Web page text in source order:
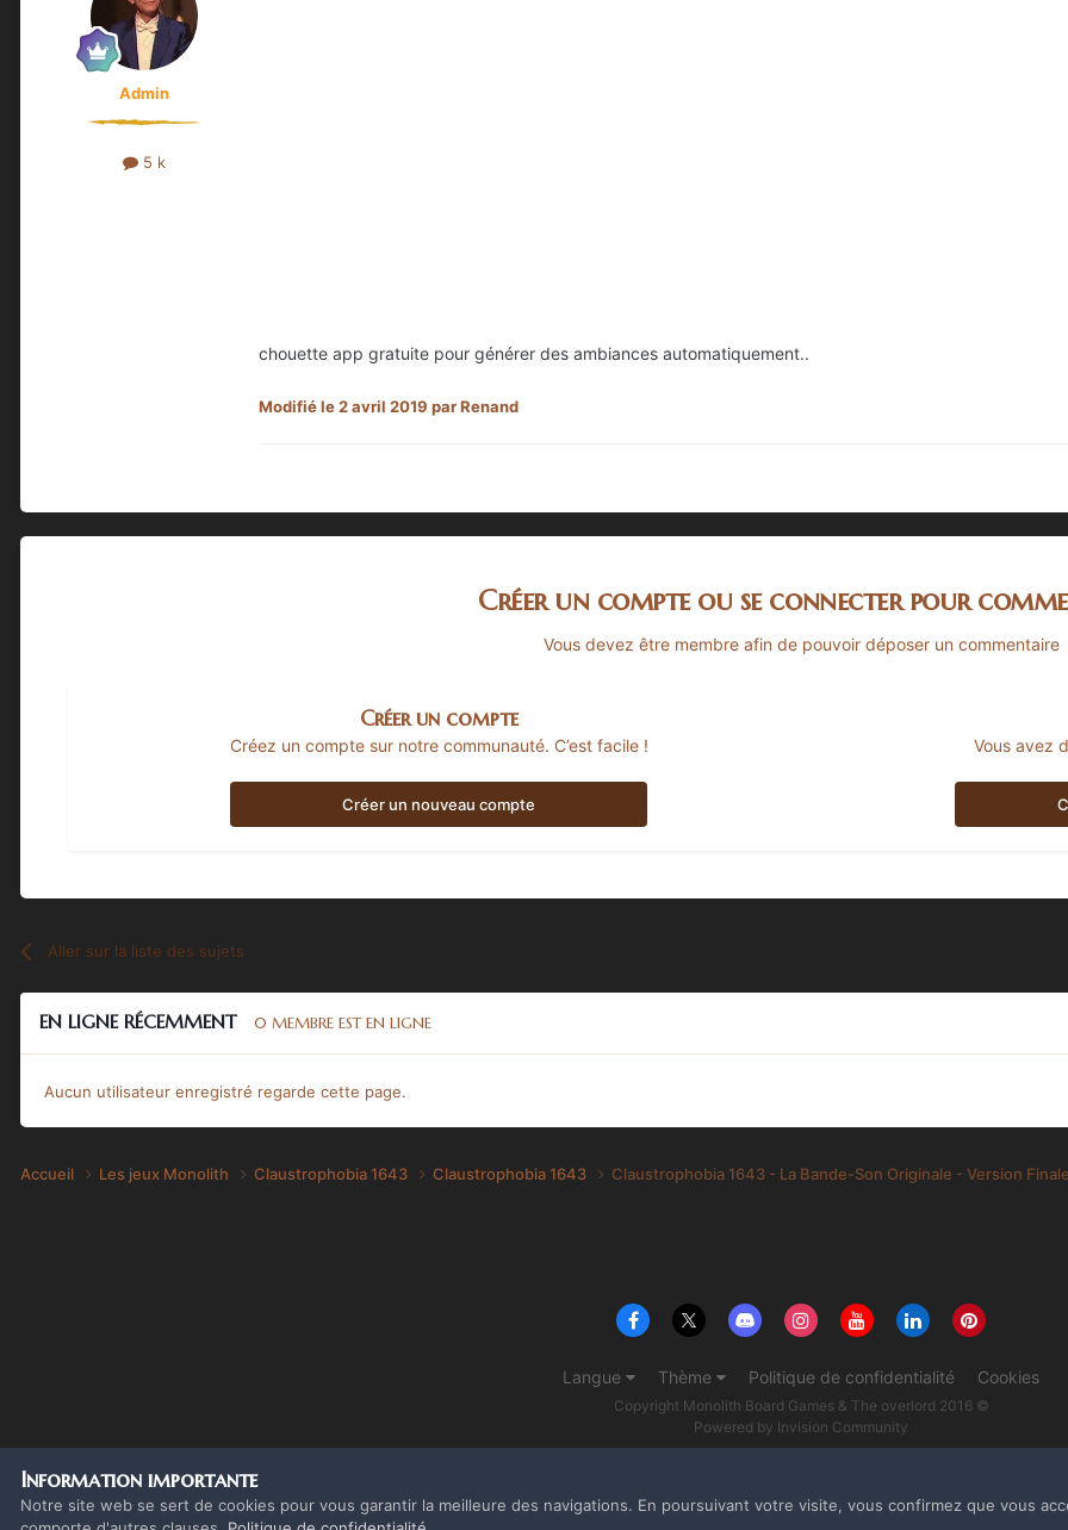
Admin
5 k
chouette app gratuite pour générer des ambiances automatiquement..
Modifiéle 2 avril 2019 par Renand
Créer un compte ou se connecter pour
Vous devez être membre afin de pouvoir déposer un commentaire
Créer un compte
Créez un compte sur notre communauté. C’est facile !
Créer un nouveau compte
Vous avez
Aller sur la liste des sujets
EN LIGNE RÉCEMMENT 0 MEMBRE EST EN LIGNE
Aucun utilisateur enregistré regarde cette page.
Accueil Les jeux Monolith Claustrophobia 1643 Claustrophobia 1643 Claustrophobia 1643 - La Bande-Son Originale - Version
Langue Thème Politique de confidentialité Cookies
Copyright Monolith Board Games & The overlord 2016 ©
Powered by Invision Community
Information importante
Notre site web se sert de cookies pour vous garantir la meilleure des navigations. En poursuivant votre visite, vous confirmez que vous